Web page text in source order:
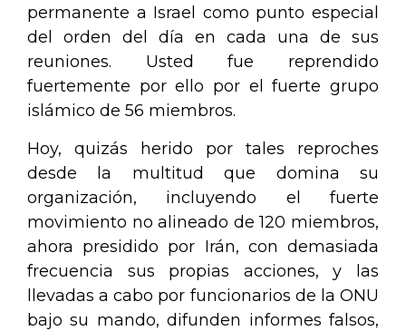
permanente a Israel como punto especial
del orden del día en cada una de sus
reuniones. Usted fue reprendido
fuertemente por ello por el fuerte grupo
islámico de 56 miembros.
Hoy, quizás herido por tales reproches
desde la multitud que domina su
organización, incluyendo el fuerte
movimiento no alineado de 120 miembros,
ahora presidido por Irán, con demasiada
frecuencia sus propias acciones, y las
llevadas a cabo por funcionarios de la ONU
bajo su mando, difunden informes falsos,